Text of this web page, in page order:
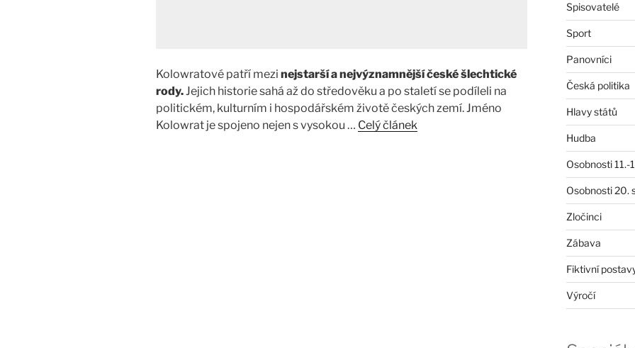
Kolowratové patří mezi nejstarší a nejvýznamnější české šlechtické
rody.Jejich historie sahá až do středověku a po staletí se podíleli na
politickém, kulturním i hospodářském životě českých zemí. Jméno
Kolowrat je spojeno nejen s vysokou … Celý článek
Spisovatelé
Sport
Panovníci
Česká politika
Hlavy států
Hudba
Osobnosti 11.-
Osobnosti 20.
Zločinci
Zábava
Fiktivní
Výročí